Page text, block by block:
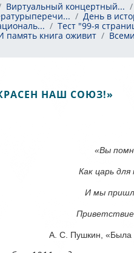
Виртуальный концертный...
День в
Тест "99-я
память книга оживит
НАШ СОЮЗ!»
«Вы
Как царь
И мы
А. С. Пушкин, «Была